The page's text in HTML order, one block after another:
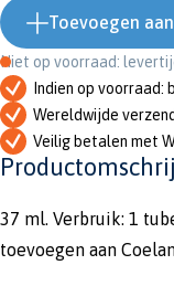
Toevoegen
Niet op voorraad:
Indien op voorraad:
Wereldwijde
Veilig betalen met
37 ml. Verbruik: 1
toevoegen aan